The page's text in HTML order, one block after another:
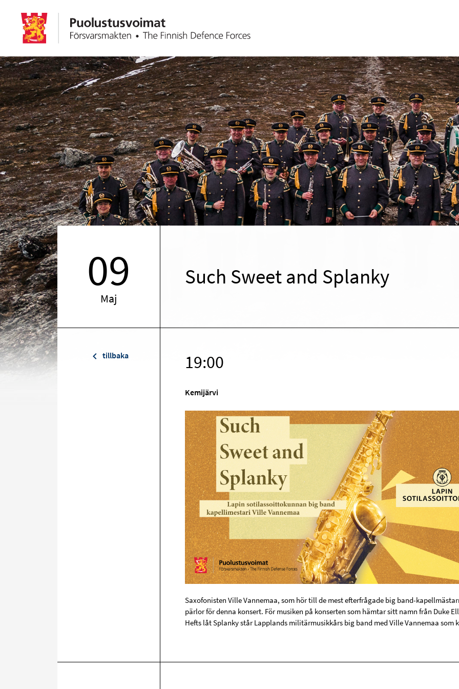
09
Maj
Such Sweet and Splanky
tillbaka 19:00
Kemijärvi
Saxofonisten Ville Vannemaa, som hör till de mest efterfrågade big band-
pärlor för denna konsert. För musiken på konserten som hämtar sitt namn från Duke
Hefts låt Splanky står Lapplands militärmusikkårs big band med Ville Vannemaa som